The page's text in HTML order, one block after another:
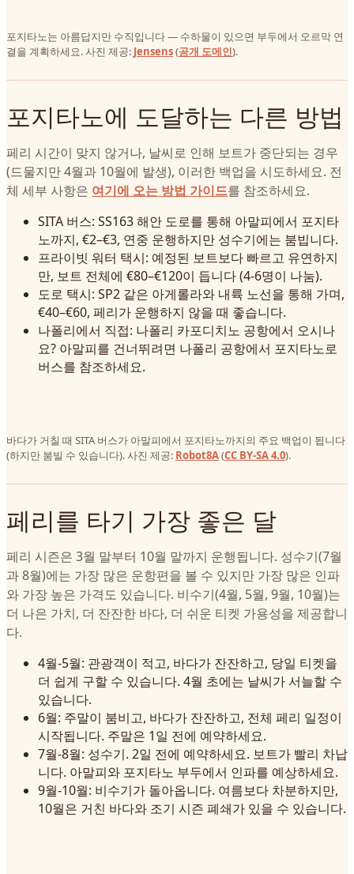
포지타노는 아름답지만 수직입니다 — 수하물이 있으면 부두에서 오르막 연
결을 계획하세요. 사진 제공: Jensens(공개 도메인).
포지타노에 도달하는 다른 방법
페리 시간이 맞지 않거나, 날씨로 인해 보트가 중단되는 경우
(드물지만 4월과 10월에 발생), 이러한 백업을 시도하세요. 전
체 세부 사항은 여기에 오는 방법 가이드를 참조하세요.
SITA 버스: SS163 해안 도로를 통해 아말피에서 포지타
노까지, €2–€3, 연중 운행하지만 성수기에는 붐빕니다.
프라이빗 워터 택시: 예정된 보트보다 빠르고 유연하지
만, 보트 전체에 €80–€120이 듭니다 (4-6명이 나눔).
도로 택시: SP2 같은 아게롤라와 내륙 노선을 통해 가며,
€40–€60, 페리가 운행하지 않을 때 좋습니다.
나폴리에서 직접: 나폴리 카포디치노 공항에서 오시나
요? 아말피를 건너뛰려면 나폴리 공항에서 포지타노로
버스를 참조하세요.
바다가 거칠 때 SITA 버스가 아말피에서 포지타노까지의 주요 백업이 됩니다
(하지만 붐빌 수 있습니다). 사진 제공: Robot8A(CC BY-SA 4.0).
페리를 타기 가장 좋은 달
페리 시즌은 3월 말부터 10월 말까지 운행됩니다. 성수기(7월
과 8월)에는 가장 많은 운항편을 볼 수 있지만 가장 많은 인파
와 가장 높은 가격도 있습니다. 비수기(4월, 5월, 9월, 10월)는
더 나은 가치, 더 잔잔한 바다, 더 쉬운 티켓 가용성을 제공합니
다.
4월-5월: 관광객이 적고, 바다가 잔잔하고, 당일 티켓을
더 쉽게 구할 수 있습니다. 4월 초에는 날씨가 서늘할 수
있습니다.
6월: 주말이 붐비고, 바다가 잔잔하고, 전체 페리 일정이
시작됩니다. 주말은 1일 전에 예약하세요.
7월-8월: 성수기. 2일 전에 예약하세요. 보트가 빨리 차납
니다. 아말피와 포지타노 부두에서 인파를 예상하세요.
9월-10월: 비수기가 돌아옵니다. 여름보다 차분하지만,
10월은 거친 바다와 조기 시즌 폐쇄가 있을 수 있습니다.